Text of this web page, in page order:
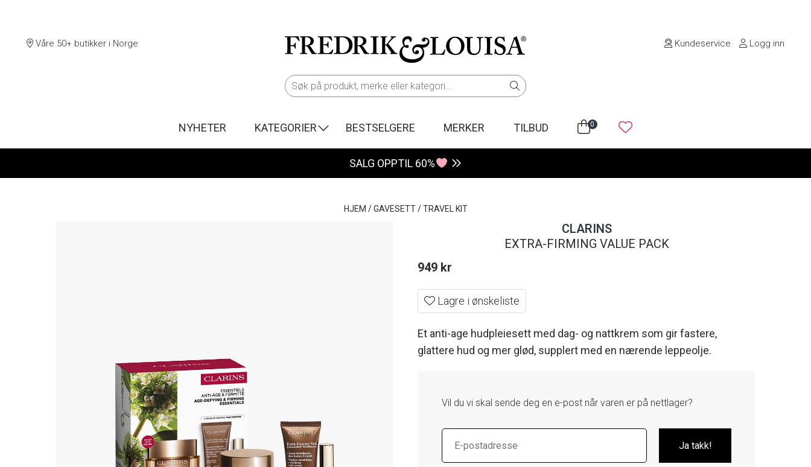
Våre 50+ butikker i Norge Kundeservice Logg inn
NYHETER KATEGORIER BESTSELGERE MERKER TILBUD 0
SALG OPPTIL 60%
HJEM /GAVESETT/TRAVEL KIT
CLARINS
EXTRA-FIRMING VALUE PACK
949 kr
Lagre i ønskeliste
Et anti-age hudpleiesett med dag- og nattkrem som gir fastere,
glattere hud og mer glød, supplert med en nærende leppeolje.
Vil du vi skal sende deg en e-post når varen er på nettlager?